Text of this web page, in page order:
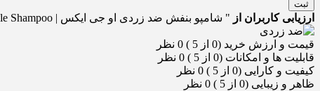
ثبت
ارزیابی کاربران از " شامپو بنفش ضد زردی او جی ایکس | OXY Anti-Yellow Purple Shampoo "
قیمت و ارزش خرید (0 از 5 )
0 نظر
قابلیت ها و امکانات (0 از 5 )
0 نظر
کیفیت و کارایی (0 از 5 )
0 نظر
ظاهر و زیبایی (0 از 5 )
0 نظر